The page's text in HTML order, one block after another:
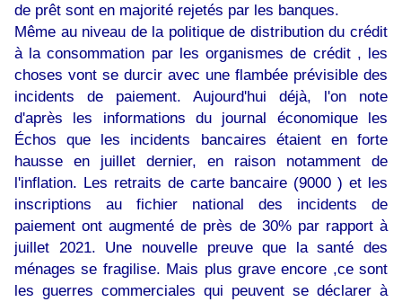
de prêt sont en majorité rejetés par les banques.
Même au niveau de la politique de distribution du crédit
à la consommation par les organismes de crédit , les
choses vont se durcir avec une flambée prévisible des
incidents de paiement. Aujourd'hui déjà, l'on note
d'après les informations du journal économique les
Échos que les incidents bancaires étaient en forte
hausse en juillet dernier, en raison notamment de
l'inflation. Les retraits de carte bancaire (9000 ) et les
inscriptions au fichier national des incidents de
paiement ont augmenté de près de 30% par rapport à
juillet 2021. Une nouvelle preuve que la santé des
ménages se fragilise. Mais plus grave encore ,ce sont
les guerres commerciales qui peuvent se déclarer à